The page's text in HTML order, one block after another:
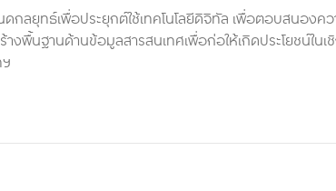
กลยุทธ์เพื่อประยุกต์ใช้เทคโนโลยีดิจิทัล เพื่อตอบสนองค
งพื้นฐานด้านข้อมูลสารสนเทศเพื่อก่อให้เกิดประโยชน์ใน